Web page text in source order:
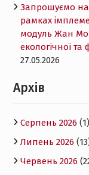
Запрошуємо на
рамках
модуль Жан
екологічної та
27.05.2026
Архів
Серпень 2026(1)
Липень 2026
Червень 2026